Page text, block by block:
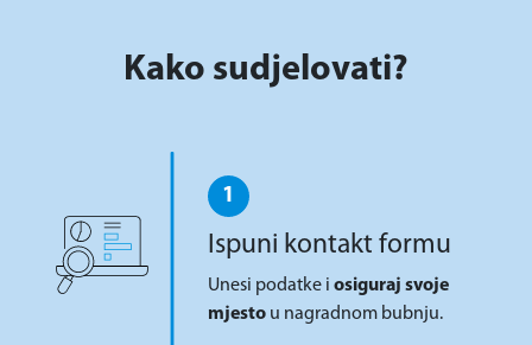
Kako sudjelovati?
1
Ispuni kontakt formu
Unesi podatke iosiguraj svoje
mjesto u nagradnom bubnju.